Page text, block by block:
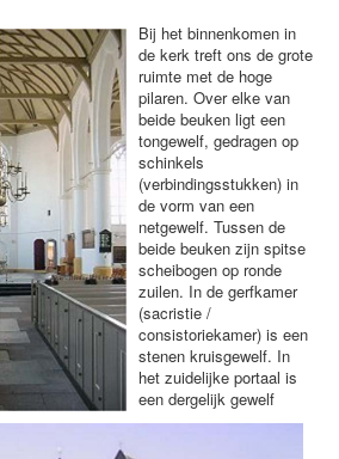
Bij het binnenkomen in
de kerk treft ons de grote
ruimte met de hoge
pilaren. Over elke van
beide beuken ligt een
tongewelf, gedragen op
schinkels
(verbindingsstukken) in
de vorm van een
netgewelf. Tussen de
beide beuken zijn spitse
scheibogen op ronde
zuilen. In de gerfkamer
(sacristie /
consistoriekamer) is een
stenen kruisgewelf. In
het zuidelijke portaal is
een dergelijk gewelf